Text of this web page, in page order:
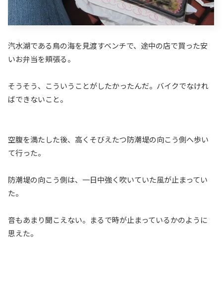
汽水湖である鳥の海を見渡すベンチで、途中の店で買った安
いお弁当を頬張る。
そうそう、こういうことがしたかったんだ。バイクでなけれ
ばできないこと。
空腹を満たした後、高くそびえたつ防潮堤の向こう側へ歩い
て行った。
防潮堤の向こう側は、一日中強く吹いていた風が止まってい
た。
音もあまり聞こえない。まるで時が止まっているかのように
思えた。